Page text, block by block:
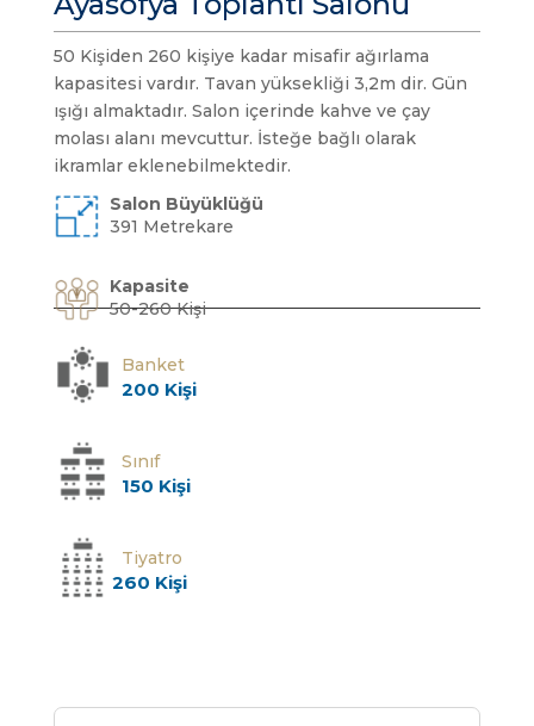
50 Kişiden 260 kişiye kadar misafir ağırlama
kapasitesi vardır. Tavan yüksekliği 3,2m dir. Gün
ışığı almaktadır. Salon içerinde kahve ve çay
molası alanı mevcuttur. İsteğe bağlı olarak
ikramlar eklenebilmektedir.
Salon Büyüklüğü
391 Metrekare
Kapasite
50-260 Kişi
Banket
200 Kişi
Sınıf
150 Kişi
Tiyatro
260 Kişi